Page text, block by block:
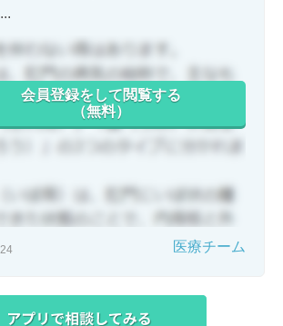
会員登録をして閲覧する
（無料）
医療チーム